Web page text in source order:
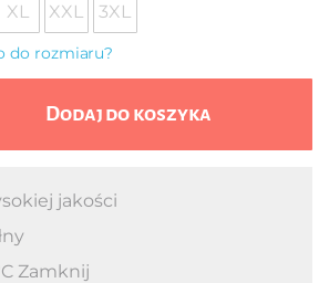
XL XXL 3XL
do rozmiaru?
Dodaj do koszyka
jakości
Zamknij